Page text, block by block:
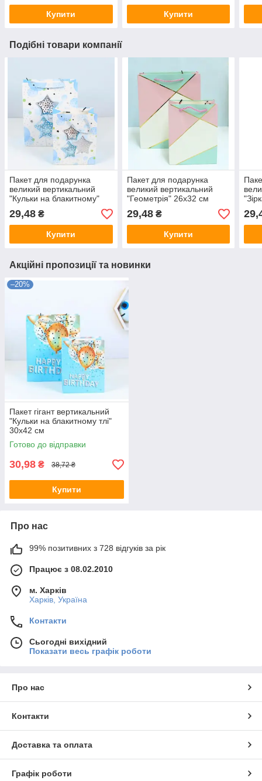
Купити Купити
Подібні товари компанії
Пакет для подарунка
великий вертикальний
"Кульки на блакитному"
26х32 см
29,48 ₴
Купити
Пакет для подарунка
великий вертикальний
"Геометрія" 26х32 см
29,48₴
Купити
Акційні пропозиції та новинки
–20%
Пакет гігант вертикальний
"Кульки на блакитному тлі"
30х42 см
Готово до відправки
30,98 ₴ 38,72 ₴
Купити
Про нас
99% позитивних з 728 відгуків за рік
Працює з 08.02.2010
м. Харків
Харків, Україна
Контакти
Сьогодні вихідний
Показати весь графік роботи
Про нас
Контакти
Доставка та оплата
Графік роботи